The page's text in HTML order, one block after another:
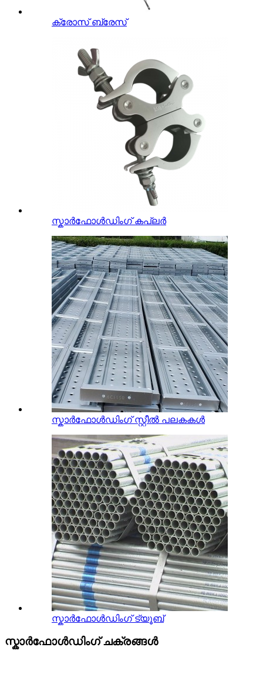
ക്രോസ് ബ്രേസ്
സ്കാർഫോൾഡിംഗ് കപ്ലർ
സ്കാർഫോൾഡിംഗ് സ്റ്റീൽ പലകകൾ
സ്കാർഫോൾഡിംഗ് ട്യൂബ്
സ്കാർഫോൾഡിംഗ് ചക്രങ്ങൾ